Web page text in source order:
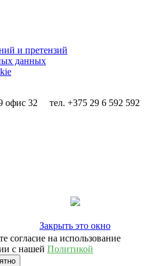
и претензий
данных
офис 32 тел. +375 29 6 592 592
Закрыть это окно
согласие на использование
с нашей Политикой